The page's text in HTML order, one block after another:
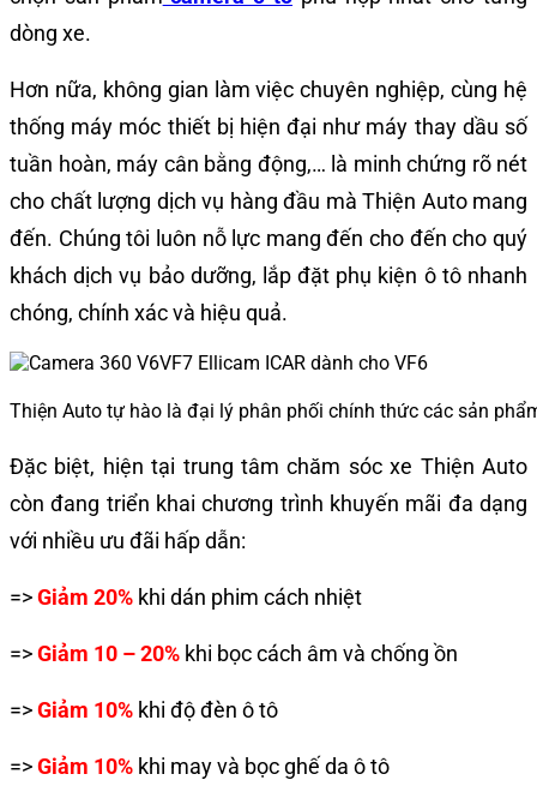
dòng xe.
Hơn nữa, không gian làm việc chuyên nghiệp, cùng hệ
thống máy móc thiết bị hiện đại như máy thay dầu số
tuần hoàn, máy cân bằng động,… là minh chứng rõ nét
cho chất lượng dịch vụ hàng đầu mà Thiện Auto mang
đến. Chúng tôi luôn nỗ lực mang đến cho đến cho quý
khách dịch vụ bảo dưỡng, lắp đặt phụ kiện ô tô nhanh
chóng, chính xác và hiệu quả.
Thiện Auto tự hào là đại lý phân phối chính thức các sản
Đặc biệt, hiện tại trung tâm chăm sóc xe Thiện Auto
còn đang triển khai chương trình khuyến mãi đa dạng
với nhiều ưu đãi hấp dẫn:
=>Giảm 20% khi dán phim cách nhiệt
=>Giảm 10 – 20% khi bọc cách âm và chống ồn
=>Giảm 10% khi độ đèn ô tô
=>Giảm 10% khi may và bọc ghế da ô tô